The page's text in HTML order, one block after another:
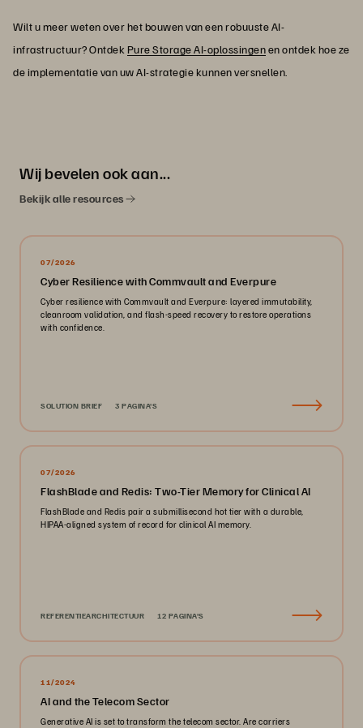
Wilt u meer weten over het bouwen van een robuuste AI-
infrastructuur? OntdekPure Storage AI-oplossingenen ontdek hoe ze
de implementatie van uw AI-strategie kunnen versnellen.
Wij bevelen ook aan...
Bekijk alle resources
07/2026
Cyber Resilience with Commvault and Everpure
Cyber resilience with Commvault and Everpure: layered immutability,
cleanroom validation, and flash-speed recovery to restore operations
with confidence.
SOLUTION BRIEF 3 PAGINA'S
07/2026
FlashBlade and Redis: Two-Tier Memory for Clinical AI
FlashBlade and Redis pair a submillisecond hot tier with a durable,
HIPAA-aligned system of record for clinical AI memory.
REFERENTIEARCHITECTUUR 12 PAGINA'S
11/2024
AI and the Telecom Sector
Generative AI is set to transform the telecom sector. Are carriers